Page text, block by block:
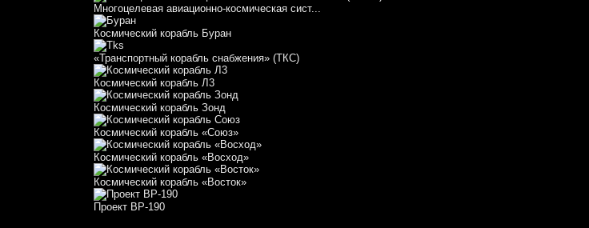
Многоцелевая авиационно-космическая сист...
Космический корабль Буран
«Транспортный корабль снабжения» (ТКС)
Космический корабль Л3
Космический корабль Зонд
Космический корабль «Союз»
Космический корабль «Восход»
Космический корабль «Восток»
Проект ВР-190